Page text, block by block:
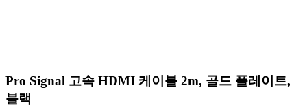
Pro Signal 고속 HDMI 케이블 2m, 골드 플레이트,
블랙